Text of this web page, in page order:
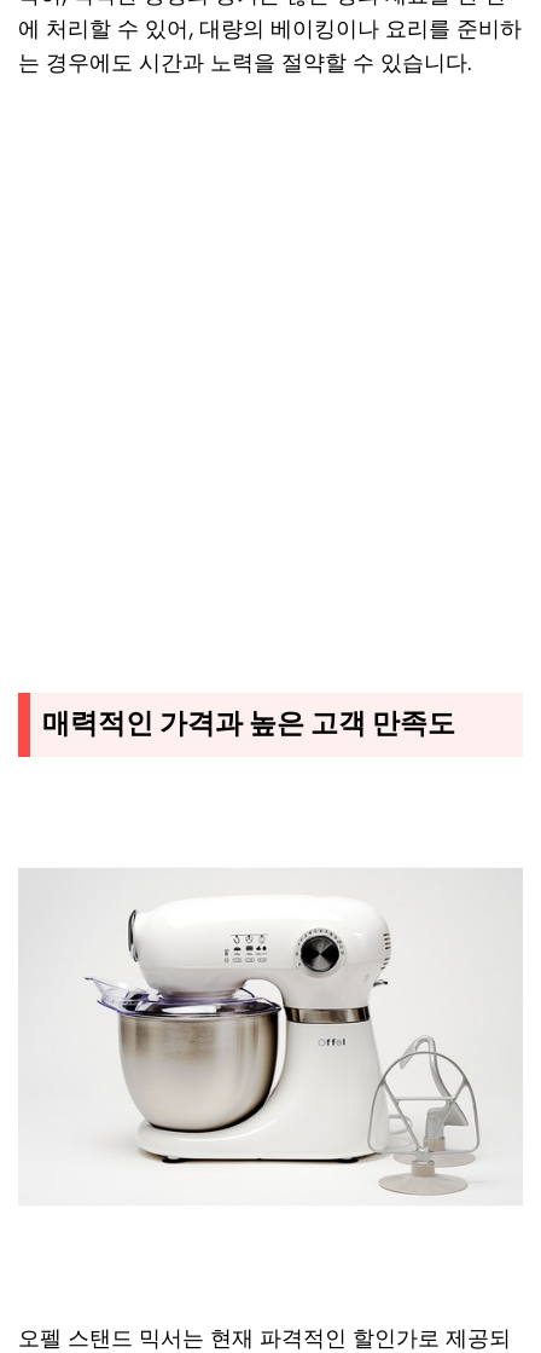
에 처리할 수 있어, 대량의 베이킹이나 요리를 준비하
는 경우에도 시간과 노력을 절약할 수 있습니다.
매력적인 가격과 높은 고객 만족도
오펠 스탠드 믹서는 현재 파격적인 할인가로 제공되